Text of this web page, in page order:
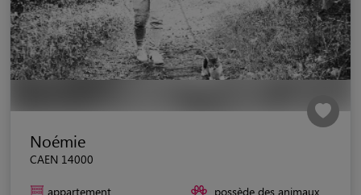
Noémie
CAEN 14000
appartement possède des animaux